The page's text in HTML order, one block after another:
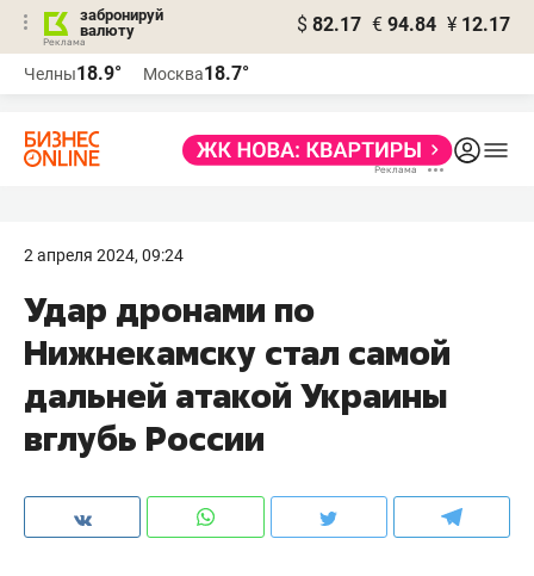
забронируй
валюту
$ 82.17 € 94.84 ¥ 12.17
Челны18.9° Москва18.7°
2 апреля 2024, 09:24
Удар дронами по
Нижнекамску стал самой
дальней атакой Украины
вглубь России